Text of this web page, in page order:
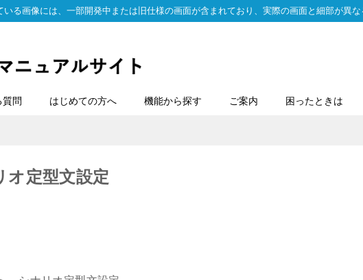
る画像には、一部開発中または旧仕様の画面が含まれており、実際の画面と細部が異な
問 はじめての方へ 機能から探す ご案内 困ったときは
オ定型文設定